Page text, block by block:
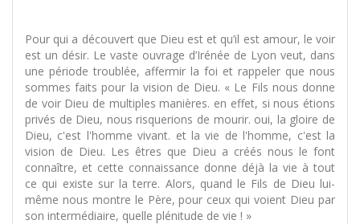
Pour qui a découvert que Dieu est et qu’il est amour, le voir
est un désir. Le vaste ouvrage d’Irénée de Lyon veut, dans
une période troublée, affermir la foi et rappeler que nous
sommes faits pour la vision de Dieu. « Le Fils nous donne
de voir Dieu de multiples manières. en effet, si nous étions
privés de Dieu, nous risquerions de mourir. oui, la gloire de
Dieu, c'est l'homme vivant. et la vie de l'homme, c'est la
vision de Dieu. Les êtres que Dieu a créés nous le font
connaître, et cette connaissance donne déjà la vie à tout
ce qui existe sur la terre. Alors, quand le Fils de Dieu lui-
même nous montre le Père, pour ceux qui voient Dieu par
son intermédiaire, quelle plénitude de vie ! »